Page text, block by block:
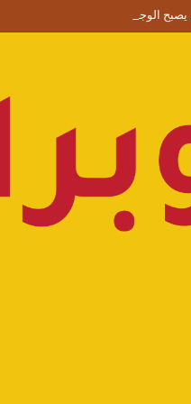
الوجود علامة استفهام